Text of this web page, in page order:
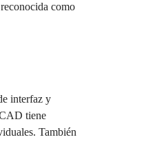
como
interfaz y
tiene
También